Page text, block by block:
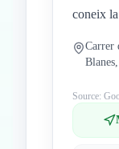
coneix
Carrer
Source: